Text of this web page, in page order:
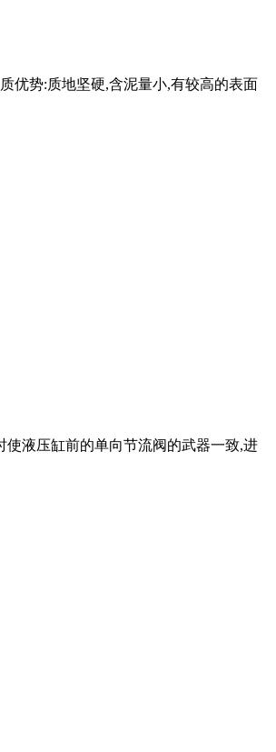
优势:质地坚硬,含泥量小,有较高的表面
使液压缸前的单向节流阀的武器一致,进